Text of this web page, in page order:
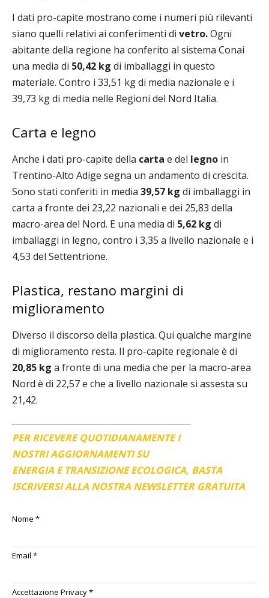
I dati pro-capite mostrano come i numeri più rilevanti
siano quelli relativi ai conferimenti di vetro.Ogni
abitante della regione ha conferito al sistema Conai
una media di 50,42 kg di imballaggi in questo
materiale. Contro i 33,51 kg di media nazionale e i
39,73 kg di media nelle Regioni del Nord Italia.
Carta e legno
Anche i dati pro-capite della carta e del legno in
Trentino-Alto Adige segna un andamento di crescita.
Sono stati conferiti in media 39,57 kg di imballaggi in
carta a fronte dei 23,22 nazionali e dei 25,83 della
macro-area del Nord. E una media di 5,62 kg di
imballaggi in legno, contro i 3,35 a livello nazionale e i
4,53 del Settentrione.
Plastica, restano margini di
miglioramento
Diverso il discorso della plastica. Qui qualche margine
di miglioramento resta. Il pro-capite regionale è di
20,85 kg a fronte di una media che per la macro-area
Nord è di 22,57 e che a livello nazionale si assesta su
21,42.
PER RICEVERE QUOTIDIANAMENTE I
NOSTRI AGGIORNAMENTI SU
ENERGIA E TRANSIZIONE ECOLOGICA, BASTA
ISCRIVERSI ALLA NOSTRA NEWSLETTER GRATUITA
Nome *
Email *
Accettazione Privacy*